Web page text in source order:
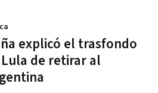
explicó el trasfondo
de retirar al